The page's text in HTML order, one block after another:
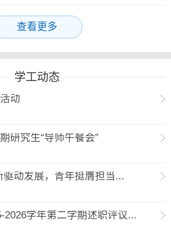
查看更多
学工动态
动
研究生“导师午餐会”
驱动发展，青年挺膺担当...
2026学年第二学期述职评议...